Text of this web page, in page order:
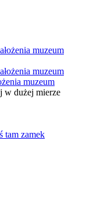
muzeum
w dużej mierze
tam zamek